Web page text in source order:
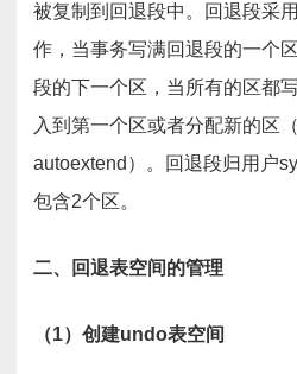
被复制到回退段中。回退段采
作，当事务写满回退段的一个
段的下一个区，当所有的区都
入到第一个区或者分配新的区
autoextend）。回退段归用户
包含2个区。
二、回退表空间的管理
（1）创建undo表空间